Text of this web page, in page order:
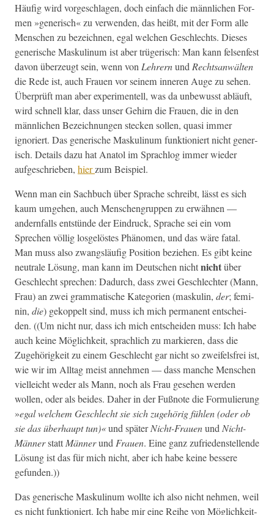
Häu­fig wird vorgeschla­gen, doch ein­fach die männlichen For­
men »gener­isch« zu ver­wen­den, das heißt, mit der Form alle
Men­schen zu beze­ich­nen, egal welchen Geschlechts. Dieses
gener­ische Maskulinum ist aber trügerisch: Man kann felsen­fest
davon überzeugt sein, wenn von Lehrernund Recht­san­wäl­ten
die Rede ist, auch Frauen vor seinem inneren Auge zu sehen.
Über­prüft man aber exper­i­mentell, was da unbe­wusst abläuft,
wird schnell klar, dass unser Gehirn die Frauen, die in den
männlichen Beze­ich­nun­gen steck­en sollen, qua­si immer
ignori­ert. Das gener­ische Maskulinum funk­tion­iert nicht gener­
isch. Details dazu hat Ana­tol im Sprachlog immer wieder
aufgeschrieben, hierzum Beispiel.
Wenn man ein Sach­buch über Sprache schreibt, lässt es sich
kaum umge­hen, auch Men­schen­grup­pen zu erwäh­nen —
andern­falls entstünde der Ein­druck, Sprache sei ein vom
Sprechen völ­lig los­gelöstes Phänomen, und das wäre fatal.
Man muss also zwangsläu­fig Posi­tion beziehen. Es gibt keine
neu­trale Lösung, man kann im Deutschen nichtnichtüber
Geschlecht sprechen: Dadurch, dass zwei Geschlechter (Mann,
Frau) an zwei gram­ma­tis­che Kat­e­gorien (maskulin, der; fem­i­
nin, die) gekop­pelt sind, muss ich mich per­ma­nent entschei­
den. ((Um nicht nur, dass ich mich entschei­den muss: Ich habe
auch keine Möglichkeit, sprach­lich zu markieren, dass die
Zuge­hörigkeit zu einem Geschlecht gar nicht so zweifels­frei ist,
wie wir im All­t­ag meist annehmen — dass manche Men­schen
vielle­icht wed­er als Mann, noch als Frau gese­hen wer­den
wollen, oder als bei­des. Daher in der Fußnote die For­mulierung
»egal welchem Geschlecht sie sich zuge­hörig fühlen (oder ob
sie das über­haupt tun)«und späterNicht-Frauenund Nicht-
Män­nerstattMän­nerund Frauen. Eine ganz zufrieden­stel­lende
Lösung ist das für mich nicht, aber ich habe keine bessere
gefunden.))
Das gener­ische Maskulinum wollte ich also nicht nehmen, weil
es nicht funk­tion­iert. Ich habe mir eine Rei­he von Möglichkeit­